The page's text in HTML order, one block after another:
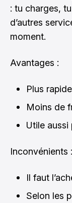
: tu charges,
d’autres
moment.
Avantages :
Plus
Moins de
Utile aussi
Inconvénients :
Il faut
Selon les